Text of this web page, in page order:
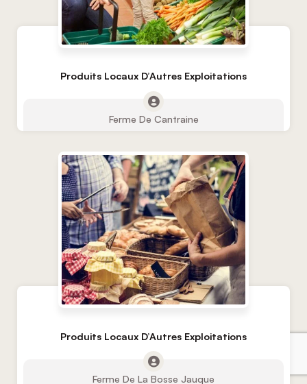
Produits Locaux D’Autres Exploitations
Ferme De Cantraine
Produits Locaux D’Autres Exploitations
Ferme De La Bosse Jauque